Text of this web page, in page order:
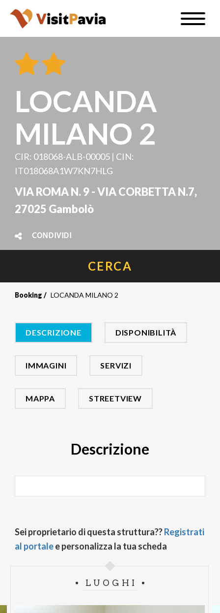
Salta
contenuto
principale
Toggle
IT
#visitpavia
LOCANDA
MILANO 2
CIR: 018068-ALB-00005 | CIN:
IT018068A1W7KN7HLG
VIA ROMA N. 9 - VIA CORBETTA N.7,
27025 Gambolò
CONDIVIDI
CERCA
Booking LOCANDA MILANO 2
DESCRIZIONE DISPONIBILITÀ
IMMAGINI SERVIZI
MAPPA STREETVIEW
Descrizione
Sei proprietario di questa struttura??Registrati
al portalee personalizza la tua scheda
LUOGHI